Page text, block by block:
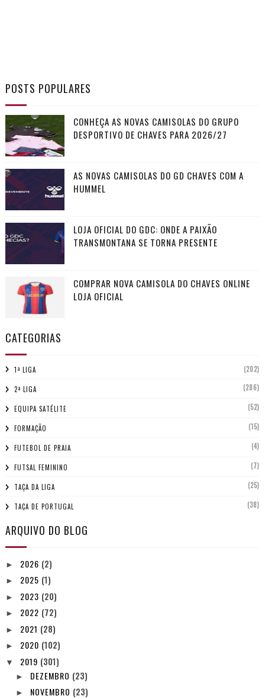
POSTS POPULARES
CONHEÇA AS NOVAS CAMISOLAS DO GRUPO
DESPORTIVO DE CHAVES PARA 2026/27
AS NOVAS CAMISOLAS DO GD CHAVES COM A
HUMMEL
LOJA OFICIAL DO GDC: ONDE A PAIXÃO
TRANSMONTANA SE TORNA PRESENTE
COMPRAR NOVA CAMISOLA DO CHAVES ONLINE
LOJA OFICIAL
CATEGORIAS
1ª LIGA (202)
2ª LIGA (286)
EQUIPA SATÉLITE (52)
FORMAÇÃO (15)
FUTEBOL DE PRAIA (4)
FUTSAL FEMININO (7)
TAÇA DA LIGA (25)
TAÇA DE PORTUGAL (38)
ARQUIVO DO BLOG
► 2026 (2)
► 2025 (1)
► 2023 (20)
► 2022 (72)
► 2021 (28)
► 2020 (102)
▼ 2019 (301)
► DEZEMBRO (23)
► NOVEMBRO (23)